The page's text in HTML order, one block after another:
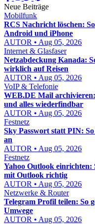
Neue Beiträge
Mobilfunk
RCS Nachricht löschen:
Android und iPhone
AUTOR • Aug 05, 2026
Internet & Glasfaser
Netzabdeckung Kanada:
wirklich auf Reisen
AUTOR • Aug 05, 2026
VoIP & Telefonie
WEB.DE Mail archivieren:
und alles wiederfindbar
AUTOR • Aug 05, 2026
Festnetz
Sky Passwort statt PIN:
an
AUTOR • Aug 05, 2026
Festnetz
Yahoo Outlook einrichten:
mit Outlook richtig
AUTOR • Aug 05, 2026
Netzwerke & Router
Telegram Profil teilen: So
Umwege
AUTOR • Aug 05, 2026